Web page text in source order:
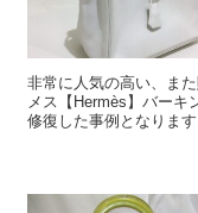
非常に人気の高い、ま
メス【Hermès】バーキ
修復した事例となりま